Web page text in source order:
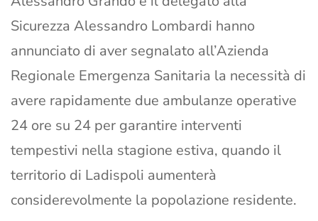
Sicurezza Alessandro Lombardi hanno
annunciato di aver segnalato all’Azienda
Regionale Emergenza Sanitaria la necessità di
avere rapidamente due ambulanze operative
24 ore su 24 per garantire interventi
tempestivi nella stagione estiva, quando il
territorio di Ladispoli aumenterà
considerevolmente la popolazione residente.